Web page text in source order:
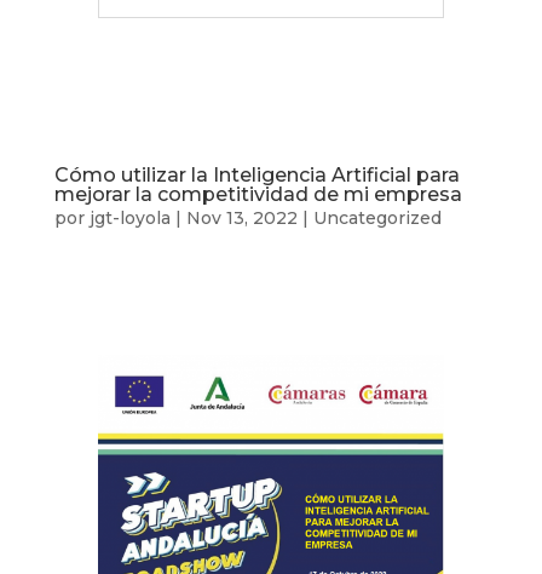
Cómo utilizar la Inteligencia Artificial para
mejorar la competitividad de mi empresa
por jgt-loyola Nov 13, 2022 Uncategorized